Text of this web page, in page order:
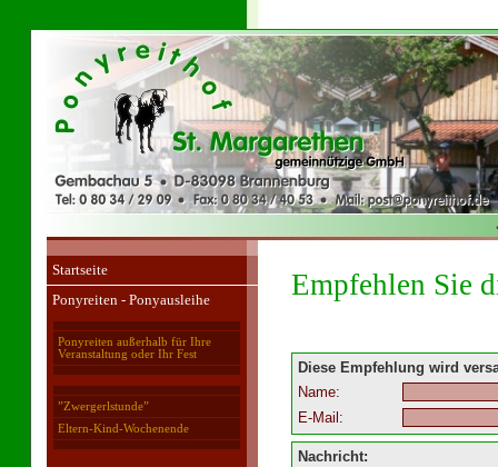
Startseite
Ponyreiten - Ponyausleihe
Ponyreiten außerhalb für Ihre
Veranstaltung oder Ihr Fest
”Zwergerlstunde”
Eltern-Kind-Wochenende
Empfehlen Sie
Diese Empfehlung wird
Name:
E-Mail:
Nachricht: